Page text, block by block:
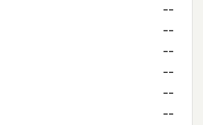
--
--
--
--
--
--